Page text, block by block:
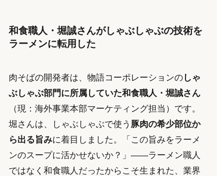
和食職人・堀誠さんがしゃぶしゃぶの技術を
ラーメンに転用した
肉そばの開発者は、物語コーポレーションのしゃ
ぶしゃぶ部門に所属していた和食職人・堀誠さん
（現：海外事業本部マーケティング担当）です。
堀さんは、しゃぶしゃぶで使う 豚肉の希少部位か
ら出る旨みに着目しました。「この旨みをラーメ
ンのスープに活かせないか？」——ラーメン職人
ではなく和食職人だったからこそ生まれた、業界